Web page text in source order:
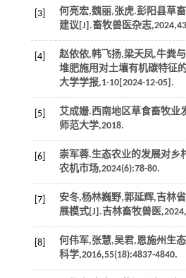
[3]
何亮宏,魏丽,张虎.彭阳县草
建议[J].畜牧兽医杂志,2024,43
[4]
赵依依,韩飞扬,梁天凤,牛粪
堆肥施用对土壤有机碳特征
大学学报,1-10[2024-12-05].
[5]
艾成姗.西南地区草食畜牧业
师范大学,2018.
[6]
崇军蓉.生态农业的发展对乡
农机市场,2024(6):78-80.
[7]
安冬,杨林巍野,郭延辉,吉林
展模式[J].吉林畜牧兽医,2024,
[8] 何伟军,张慧,吴君,恩施州生
科学,2016,55(18):4837-4840.